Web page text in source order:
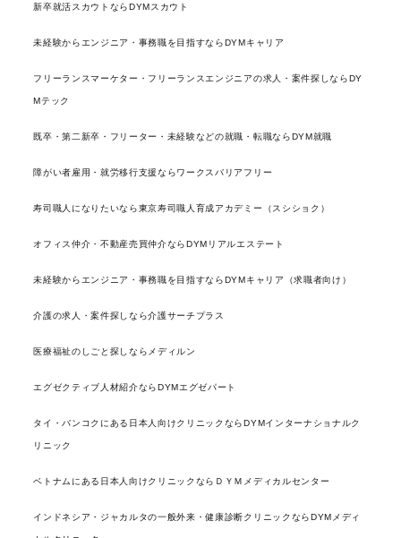
新卒就活スカウトならDYMスカウト
未経験からエンジニア・事務職を目指すならDYMキャリア
フリーランスマーケター・フリーランスエンジニアの求人・案件探しならDY
Mテック
既卒・第二新卒・フリーター・未経験などの就職・転職ならDYM就職
障がい者雇用・就労移行支援ならワークスバリアフリー
寿司職人になりたいなら東京寿司職人育成アカデミー（スシショク）
オフィス仲介・不動産売買仲介ならDYMリアルエステート
未経験からエンジニア・事務職を目指すならDYMキャリア（求職者向け）
介護の求人・案件探しなら介護サーチプラス
医療福祉のしごと探しならメディルン
エグゼクティブ人材紹介ならDYMエグゼパート
タイ・バンコクにある日本人向けクリニックならDYMインターナショナルク
リニック
ベトナムにある日本人向けクリニックならＤＹＭメディカルセンター
インドネシア・ジャカルタの一般外来・健康診断クリニックならDYMメディ